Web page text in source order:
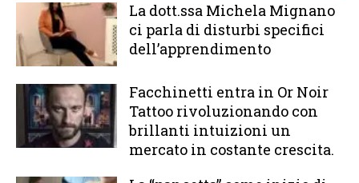
La dott.ssa Michela Mignano
ci parla di disturbi specifici
dell’apprendimento
Facchinetti entra in Or Noir
Tattoo rivoluzionando con
brillanti intuizioni un
mercato in costante crescita.